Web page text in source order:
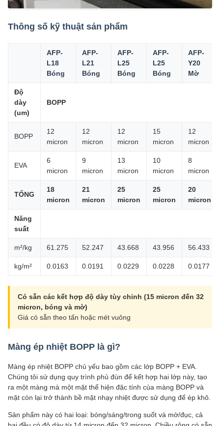
Thông số kỹ thuật sản phẩm
AFP-
L18
Bóng
AFP-
L21
Bóng
AFP-
L25
Bóng
AFP-
L25
Bóng
AFP-
Y20
Mờ
Độ
dày
(um)
BOPP
BOPP
12
micron
12
micron
12
micron
15
micron
12
micron
EVA
6
micron
9
micron
13
micron
10
micron
8
micron
TỔNG
18
micron
21
micron
25
micron
25
micron
20
micron
Năng
suất
m²/kg 61.275 52.247 43.668 43.956 56.433
kg/m² 0.0163 0.0191 0.0229 0.0228 0.0177
Có sẵn các kết hợp độ dày tùy chỉnh (15 micron đến 32
micron, bóng và mờ)
Giá có sẵn theo tấn hoặc mét vuông
Màng ép nhiệt BOPP là gì?
Màng ép nhiệt BOPP chủ yếu bao gồm các lớp BOPP + EVA.
Chúng tôi sử dụng quy trình phủ đùn để kết hợp hai lớp này, tạo
ra một màng mà một mặt thể hiện đặc tính của màng BOPP và
mặt còn lại trở thành bề mặt nhạy nhiệt được sử dụng để ép khô.
Sản phẩm này có hai loại: bóng/sáng/trong suốt và mờ/đục, cả